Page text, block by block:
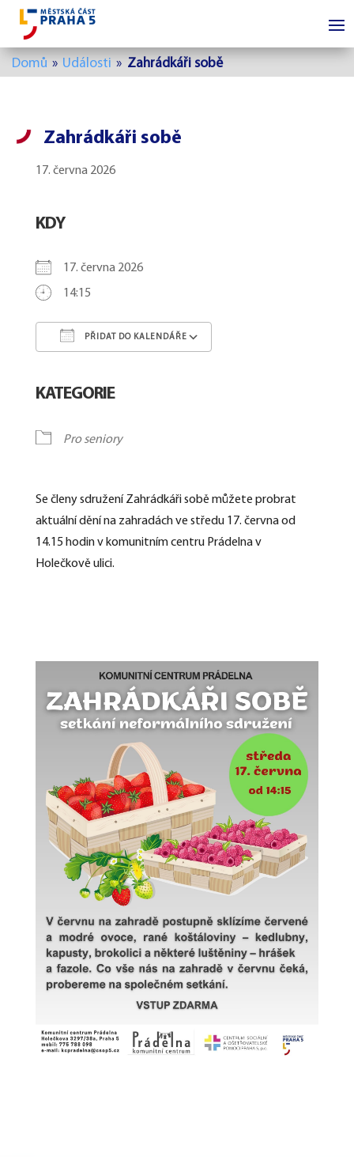
Domů » Události » Zahrádkáři sobě
Zahrádkáři sobě
17. června 2026
KDY
17. června 2026
14:15
PŘIDAT DO KALENDÁŘE
KATEGORIE
Pro seniory
Se členy sdružení Zahrádkáři sobě můžete probrat
aktuální dění na zahradách ve středu 17. června od
14.15 hodin v komunitním centru Prádelna v
Holečkově ulici.